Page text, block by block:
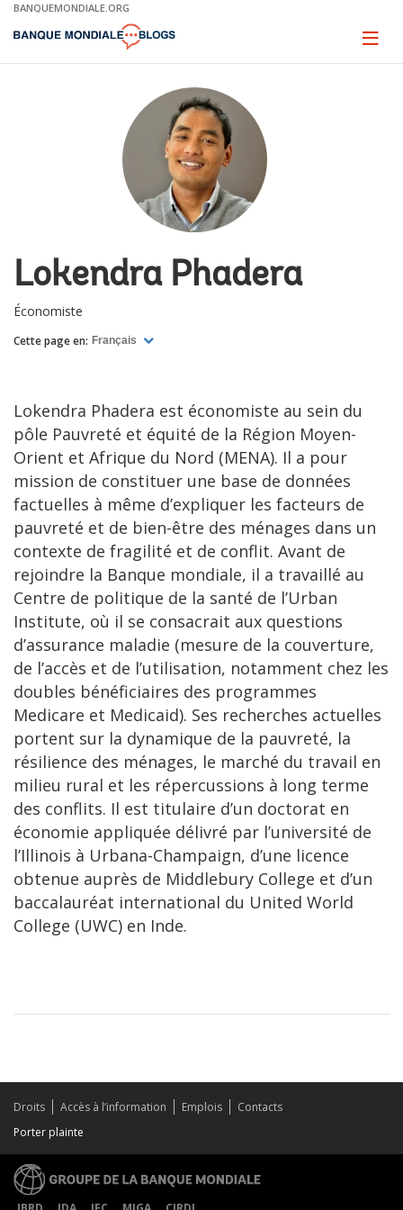
Skip
Main
BANQUEMONDIALE.ORG
Page
Lokendra Phadera
Économiste
Cette page en: Français
Lokendra Phadera est économiste au sein du
pôle Pauvreté et équité de la Région Moyen-
Orient et Afrique du Nord (MENA). Il a pour
mission de constituer une base de données
factuelles à même d’expliquer les facteurs de
pauvreté et de bien-être des ménages dans un
contexte de fragilité et de conflit. Avant de
rejoindre la Banque mondiale, il a travaillé au
Centre de politique de la santé de l’Urban
Institute, où il se consacrait aux questions
d’assurance maladie (mesure de la couverture,
de l’accès et de l’utilisation, notamment chez les
doubles bénéficiaires des programmes
Medicare et Medicaid). Ses recherches actuelles
portent sur la dynamique de la pauvreté, la
résilience des ménages, le marché du travail en
milieu rural et les répercussions à long terme
des conflits. Il est titulaire d’un doctorat en
économie appliquée délivré par l’université de
l’Illinois à Urbana-Champaign, d’une licence
obtenue auprès de Middlebury College et d’un
baccalauréat international du United World
College (UWC) en Inde.
Droits Accès à l’information Emplois
Contacts
Porter plainte